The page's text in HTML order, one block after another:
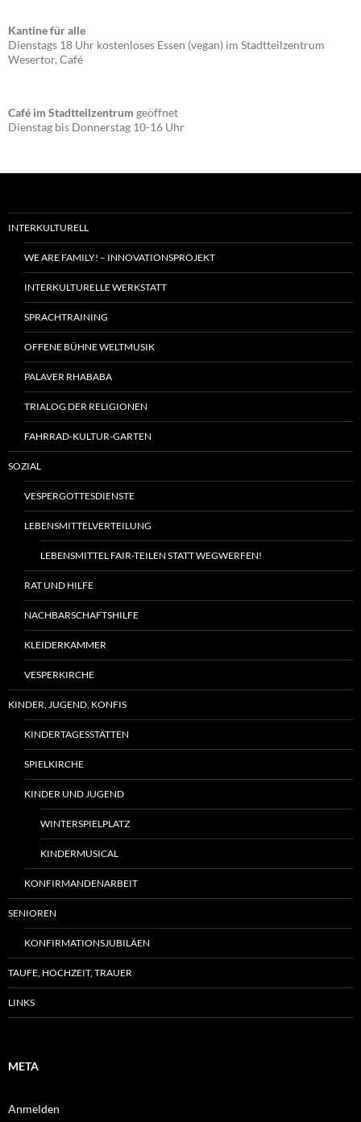
Kantine für alle
Dienstags 18 Uhr kostenloses Essen (vegan) im Stadtteilzentrum
Wesertor, Café
Café im Stadtteilzentrum geöffnet
Dienstag bis Donnerstag 10-16 Uhr
INTERKULTURELL
WE ARE FAMILY! – INNOVATIONSPROJEKT
INTERKULTURELLE WERKSTATT
SPRACHTRAINING
OFFENE BÜHNE WELTMUSIK
PALAVER RHABABA
TRIALOG DER RELIGIONEN
FAHRRAD-KULTUR-GARTEN
SOZIAL
VESPERGOTTESDIENSTE
LEBENSMITTELVERTEILUNG
LEBENSMITTEL FAIR-TEILEN STATT WEGWERFEN!
RAT UND HILFE
NACHBARSCHAFTSHILFE
KLEIDERKAMMER
VESPERKIRCHE
KINDER, JUGEND, KONFIS
KINDERTAGESSTÄTTEN
SPIELKIRCHE
KINDER UND JUGEND
WINTERSPIELPLATZ
KINDERMUSICAL
KONFIRMANDENARBEIT
SENIOREN
KONFIRMATIONSJUBILÄEN
TAUFE, HOCHZEIT, TRAUER
LINKS
META
Anmelden